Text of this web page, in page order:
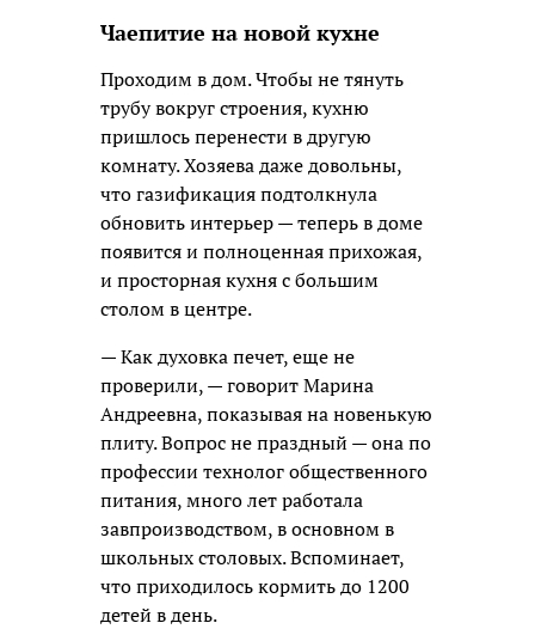
Чаепитие на новой кухне
Проходим в дом. Чтобы не тянуть
трубу вокруг строения, кухню
пришлось перенести в другую
комнату. Хозяева даже довольны,
что газификация подтолкнула
обновить интерьер — теперь в доме
появится и полноценная прихожая,
и просторная кухня с большим
столом в центре.
— Как духовка печет, еще не
проверили, — говорит Марина
Андреевна, показывая на новенькую
плиту. Вопрос не праздный — она по
профессии технолог общественного
питания, много лет работала
завпроизводством, в основном в
школьных столовых. Вспоминает,
что приходилось кормить до 1200
детей в день.